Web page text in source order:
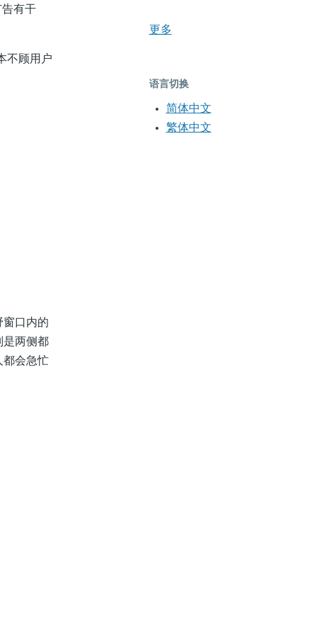
有干
不顾用户
口内的
是两侧都
都会急忙
更多
语言切换
简体中文
繁体中文